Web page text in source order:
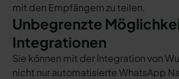
mit den Empfängern zu teilen.
Unbegrenzte
Integrationen
Sie können mit der Integration von
nicht nur automatisierte WhatsApp